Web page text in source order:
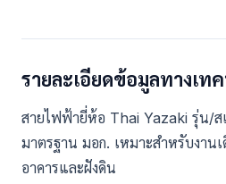
รายละเอียดข้อมูลทางเท
สายไฟฟ้ายี่ห้อ Thai Yazaki รุ่น/
มาตรฐาน มอก. เหมาะสำหรับงาน
อาคารและฝังดิน